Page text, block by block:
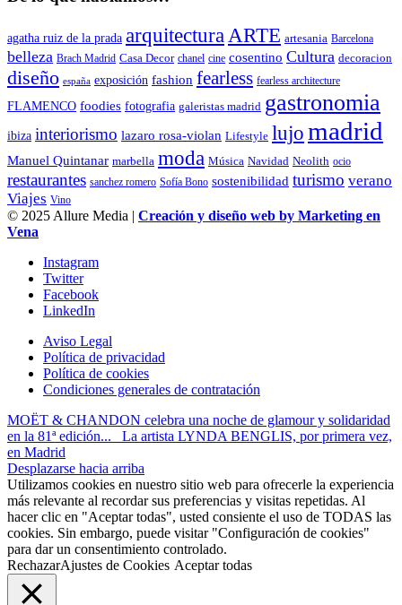
agatha ruiz de la prada arquitectura ARTE artesania Barcelona
belleza Brach Madrid Casa Decor chanel cine cosentino Cultura decoracion
diseño españa exposición fashion fearless fearless architecture
FLAMENCO foodies fotografia galeristas madrid gastronomia
ibiza interiorismo lazaro rosa-violan Lifestyle lujo madrid
Manuel Quintanar marbella moda Música Navidad Neolith ocio
restaurantes sanchez romero Sofía Bono sostenibilidad turismo verano
Viajes Vino
© 2025 Allure Media | Creación y diseño web by Marketing en
Vena
Instagram
Twitter
Facebook
LinkedIn
Aviso Legal
Política de privacidad
Política de cookies
Condiciones generales de contratación
MOËT & CHANDON celebra una noche de glamour y solidaridad
en la 81ª edición...
La artista LYNDA BENGLIS, por primera vez,
en Madrid
Desplazarse hacia arriba
Utilizamos cookies en nuestro sitio web para ofrecerle la experiencia
más relevante al recordar sus preferencias y visitas repetidas. Al
hacer clic en "Aceptar todas", usted consiente el uso de TODAS las
cookies. Sin embargo, puede visitar "Configuración de cookies"
para dar un consentimiento controlado.
RechazarAjustes de Cookies Aceptar todas